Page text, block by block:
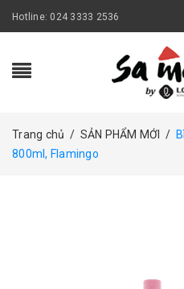
Hotline: 024 3333 2536
Trang chủ / SẢN PHẨM MỚI /
800ml, Flamingo